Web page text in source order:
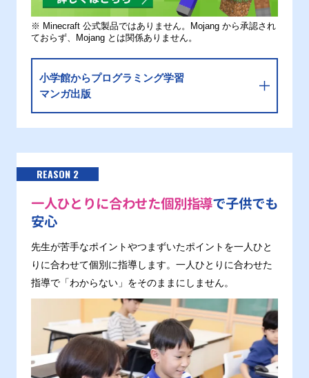
※ Minecraft 公式製品ではありません。Mojang から承認され
ておらず、Mojang とは関係ありません。
小学館からプログラミング学習
マンガ出版
REASON 2
一人ひとりに合わせた個別指導で子供でも
安心
先生が苦手なポイントやつまずいたポイントを一人ひと
りに合わせて個別に指導します。一人ひとりに合わせた
指導で「わからない」をそのままにしません。